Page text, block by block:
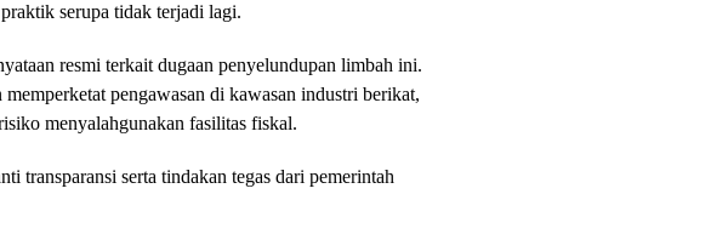
serupa tidak terjadi lagi.
resmi terkait dugaan penyelundupan limbah ini.
pengawasan di kawasan industri berikat,
menyalahgunakan fasilitas fiskal.
transparansi serta tindakan tegas dari pemerintah